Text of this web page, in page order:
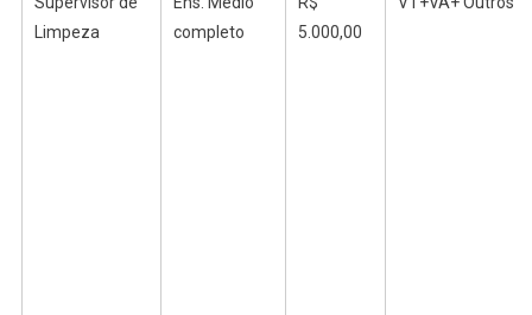
Limpeza
completo
5.000,00